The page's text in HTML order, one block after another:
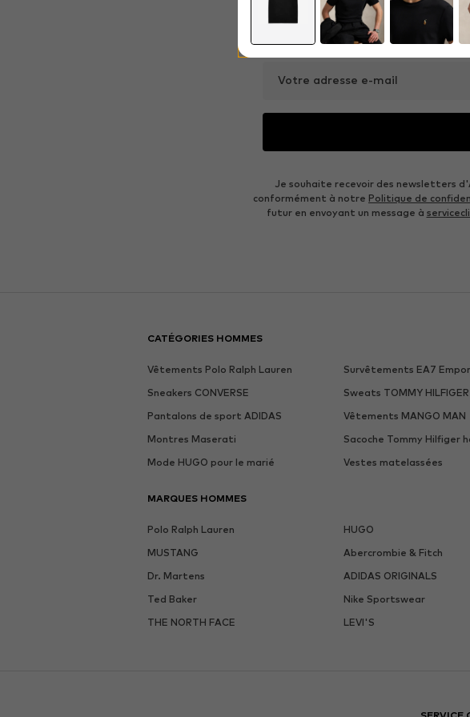
Inscrivez-vous à
Votre adresse e-mail
Je souhaite recevoir des newsletters
conformément à notre Politique de
futur en envoyant un message à
CATÉGORIES HOMMES
Vêtements Polo Ralph Lauren Survêtements EA7
Sneakers CONVERSE
Sweats TOMMY HILFIGER
Pantalons de sport ADIDAS
Vêtements MANGO MAN
Montres Maserati
Sacoche Tommy Hilfiger
Mode HUGO pour le marié
Vestes matelassées
MARQUES HOMMES
Polo Ralph Lauren HUGO
MUSTANG
Abercrombie & Fitch
Dr. Martens
ADIDAS ORIGINALS
Ted Baker
Nike Sportswear
THE NORTH FACE
LEVI'S